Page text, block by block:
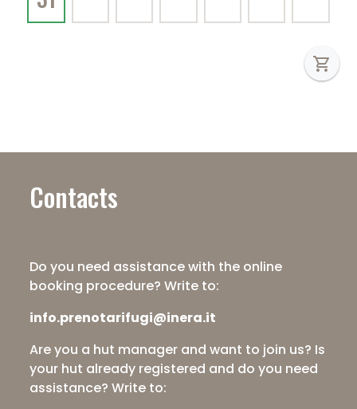
shopping_cart
Contacts
Do you need assistance with the online
booking procedure? Write to:
info.prenotarifugi@inera.it
Are you a hut manager and want to join us? Is
your hut already registered and do you need
assistance? Write to: